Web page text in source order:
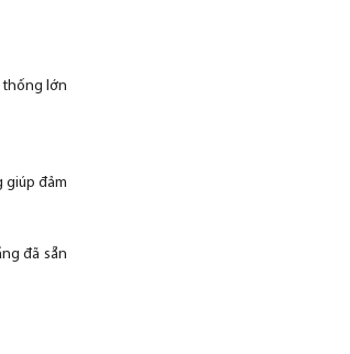
thống lớn
giúp đảm
đã sẵn